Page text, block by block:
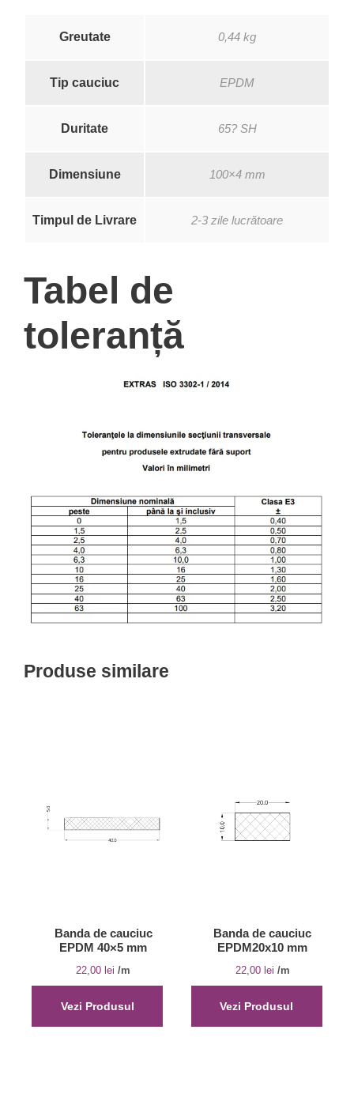
Greutate 0,44 kg
Tip cauciuc EPDM
Duritate 65? SH
Dimensiune 100×4 mm
Timpul de Livrare 2-3 zile lucrătoare
Tabel de
toleranță
Produse similare
Banda de cauciuc
EPDM 40×5 mm
22,00 lei /m
Vezi Produsul
Banda de cauciuc
EPDM20x10 mm
22,00 lei /m
Vezi Produsul